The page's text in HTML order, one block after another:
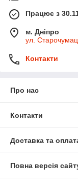
Працює з
м. Дніпро
ул.
Контакти
Про нас
Контакти
Доставка та
Повна версія